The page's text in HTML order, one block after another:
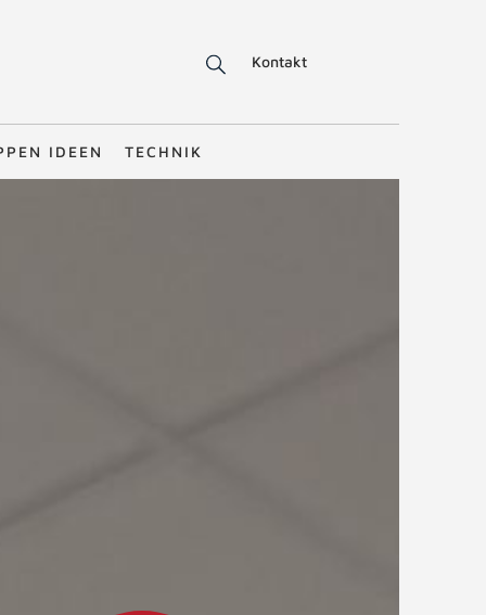
Kontakt
IDEEN TECHNIK